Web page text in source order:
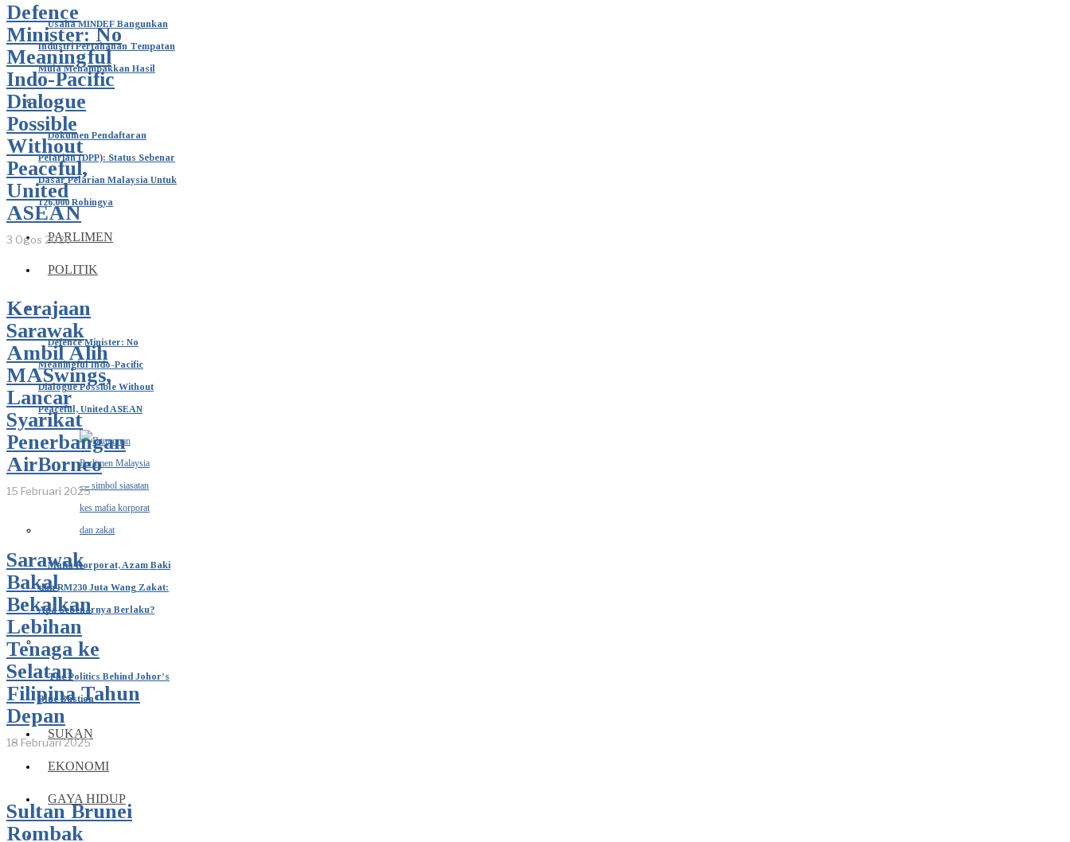
Usaha MINDEF Bangunkan
Industri Pertahanan Tempatan
Mula Menampakkan Hasil
Dokumen Pendaftaran
Pelarian (DPP): Status Sebenar
Dasar Pelarian Malaysia Untuk
126,000 Rohingya
PARLIMEN
POLITIK
Defence Minister: No
Meaningful Indo-Pacific
Dialogue Possible Without
Peaceful, United ASEAN
Mafia Korporat, Azam Baki
dan RM230 Juta Wang Zakat:
Apa Sebenarnya Berlaku?
The Politics Behind Johor’s
Blue Bastion
SUKAN
EKONOMI
GAYA HIDUP
Defence
Minister: No
Meaningful
Indo-Pacific
Dialogue
Possible
Without
Peaceful,
United
ASEAN
3 Ogos 2026
Kerajaan
Sarawak
Ambil Alih
MASwings,
Lancar
Syarikat
Penerbangan
AirBorneo
15 Februari 2025
Sarawak
Bakal
Bekalkan
Lebihan
Tenaga ke
Selatan
Filipina Tahun
Depan
18 Februari 2025
Sultan Brunei
Rombak